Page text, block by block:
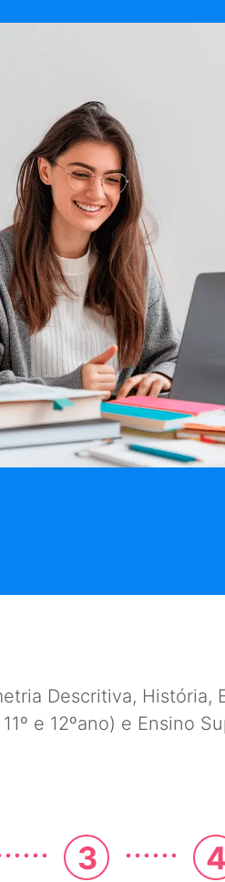
Descritiva, História,
e 12ºano) e Ensino
3 ...... 4